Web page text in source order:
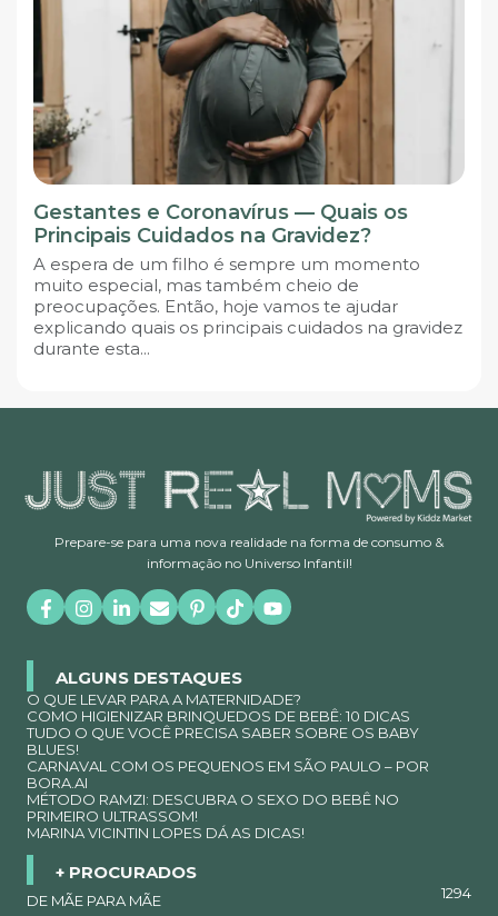
Gestantes e Coronavírus — Quais os
Principais Cuidados na Gravidez?
A espera de um filho é sempre um momento
muito especial, mas também cheio de
preocupações. Então, hoje vamos te ajudar
explicando quais os principais cuidados na gravidez
durante esta...
Prepare-se para uma nova realidade na forma de consumo &
informação no Universo Infantil!
ALGUNS DESTAQUES
O QUE LEVAR PARA A MATERNIDADE?
COMO HIGIENIZAR BRINQUEDOS DE BEBÊ: 10 DICAS
TUDO O QUE VOCÊ PRECISA SABER SOBRE OS BABY
BLUES!
CARNAVAL COM OS PEQUENOS EM SÃO PAULO – POR
BORA.AI
MÉTODO RAMZI: DESCUBRA O SEXO DO BEBÊ NO
PRIMEIRO ULTRASSOM!
MARINA VICINTIN LOPES DÁ AS DICAS!
+ PROCURADOS
DE MÃE PARA MÃE
1294